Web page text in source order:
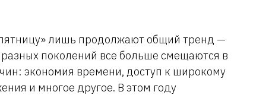
лишь продолжают общий тренд —
поколений все больше смещаются в
экономия времени, доступ к широкому
и многое другое. В этом году